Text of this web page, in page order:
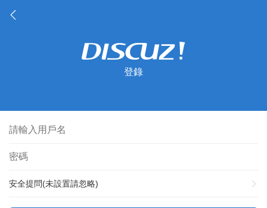
登錄
安全提問(未設置請忽略)